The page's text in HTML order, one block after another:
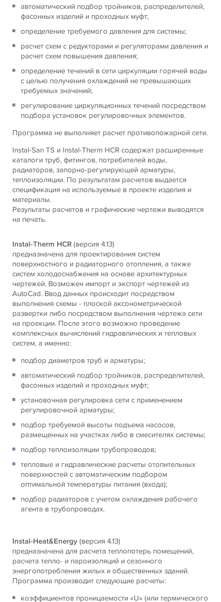
автоматический подбор тройников, распределителей,
фасонных изделий и проходных муфт;
определение требуемого давления для системы;
расчет схем с редукторами и регуляторами давления и
расчет схем повышения давления;
определение течений в сети циркуляции горячей воды
с целью получения охлаждений не превышающих
требуемых значений;
регулирование циркуляционных течений посредством
подбора установок регулировочных элементов.
Программа не выполняет расчет противопожарной сети.
Instal-San TS и Instal-Therm HCR содержат расширенные
каталоги труб, фитингов, потребителей воды,
радиаторов, запорно-регулирующей арматуры,
теплоизоляции. По результатам расчетов выдается
спецификация на используемые в проекте изделия и
материалы.
Результаты расчетов и графические чертежи выводятся
на печать.
Instal-Therm HCR(версия 4.13)
предназначена для проектирования систем
поверхностного и радиаторного отопления, а также
систем холодоснабжения на основе архитектурных
чертежей. Возможен импорт и экспорт чертежей из
AutoCad. Ввод данных происходит посредством
выполнения схемы - плоской аксонометрической
развертки либо посредством выполнения чертежа сети
на проекции. После этого возможно проведение
комплексных вычислений гидравлических и тепловых
систем, а именно:
подбор диаметров труб и арматуры;
автоматический подбор тройников, распределителей,
фасонных изделий и проходных муфт;
установочная регулировка сети с применением
регулировочной арматуры;
подбор требуемой высоты подъема насосов,
размещенных на участках либо в смесителях системы;
подбор теплоизоляции трубопроводов;
тепловые и гидравлические расчеты отопительных
поверхностей с автоматическим подбором
оптимальной температуры питания (входа);
подбор радиаторов с учетом охлаждения рабочего
агента в трубопроводах.
Instal-Heat&Energy(версия 4.13)
предназначена для расчета теплопотерь помещений,
расчета тепло- и пароизоляций и сезонного
энергопотребления жилых и общественных зданий.
Программа производит следующие расчеты:
коэффициентов проницаемости «U» (или термического